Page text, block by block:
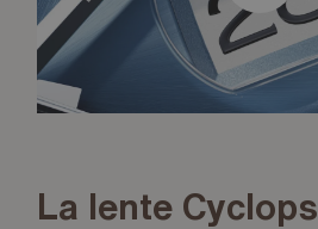
La lente Cyclops